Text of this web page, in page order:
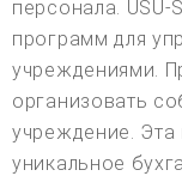
персонала. USU-
программ для
учреждениями.
организовать
учреждение. Эта
уникальное